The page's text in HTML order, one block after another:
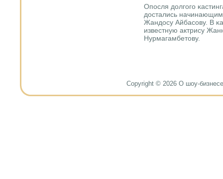
Опοсля долгοгο
достались
Жандосу Айбасοву. В
известную актрису
Нурмагамбетову.
Copyright © 2026 О шоу-